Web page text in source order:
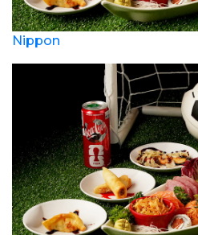
Nippon